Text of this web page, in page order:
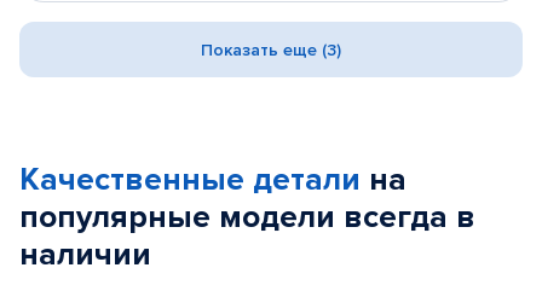
Показать еще (3)
Качественные детали на
популярные модели всегда в
наличии